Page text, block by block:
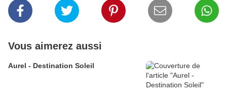
Vous aimerez aussi
Aurel - Destination Soleil